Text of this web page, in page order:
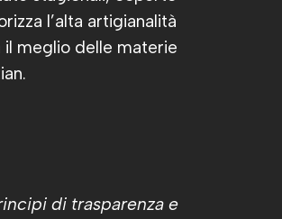
l’alta artigianalità
il meglio delle materie
di trasparenza e